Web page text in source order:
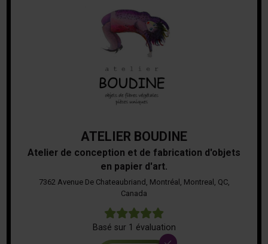
ATELIER BOUDINE
Atelier de conception et de fabrication d'objets
en papier d'art.
7362 Avenue De Chateaubriand, Montréal, Montreal, QC,
Canada
Basé sur 1 évaluation